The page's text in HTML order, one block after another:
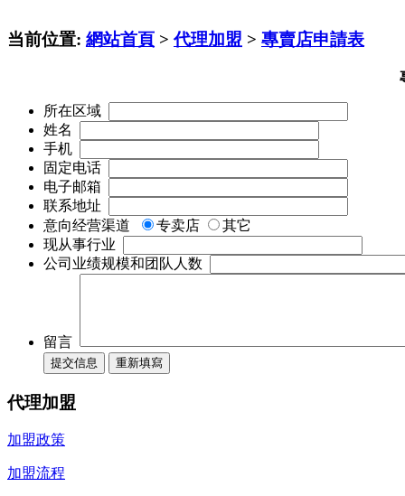
当前位置: 網站首頁 >代理加盟 > 專賣店申請表
所在区域
姓名
手机
固定电话
电子邮箱
联系地址
意向经营渠道
专卖店
其它
现从事行业
公司业绩规模和团队人数
留言
代理加盟
加盟政策
加盟流程